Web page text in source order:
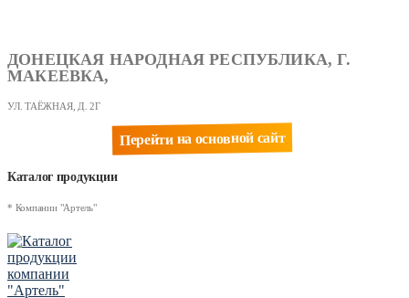
ДОНЕЦКАЯ НАРОДНАЯ РЕСПУБЛИКА, Г.
МАКЕЕВКА,
УЛ. ТАЁЖНАЯ, Д. 2Г
Перейти на основной сайт
Каталог продукции
* Компании "Артель"